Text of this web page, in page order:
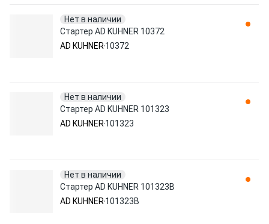
Нет в наличии
Стартер AD KUHNER 10372
AD KUHNER 10372
Нет в наличии
Стартер AD KUHNER 101323
AD KUHNER 101323
Нет в наличии
Стартер AD KUHNER 101323B
AD KUHNER 101323B